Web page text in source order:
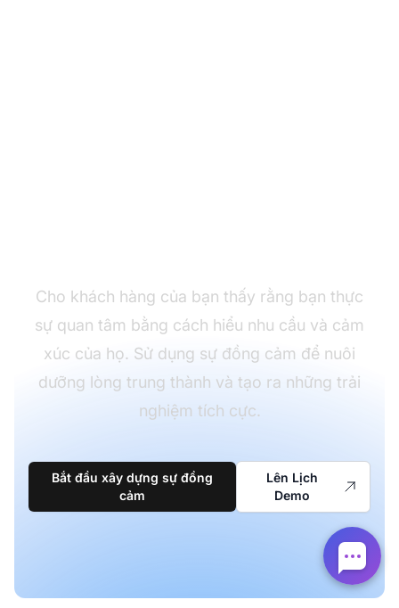
Cho khách hàng của bạn thấy rằng bạn thực
sự quan tâm bằng cách hiểu nhu cầu và cảm
xúc của họ. Sử dụng sự đồng cảm để nuôi
dưỡng lòng trung thành và tạo ra những trải
nghiệm tích cực.
Bắt đầu xây dựng sự đồng
cảm
Lên Lịch
Demo